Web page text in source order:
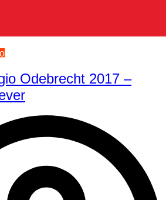
Odebrecht 2017 –